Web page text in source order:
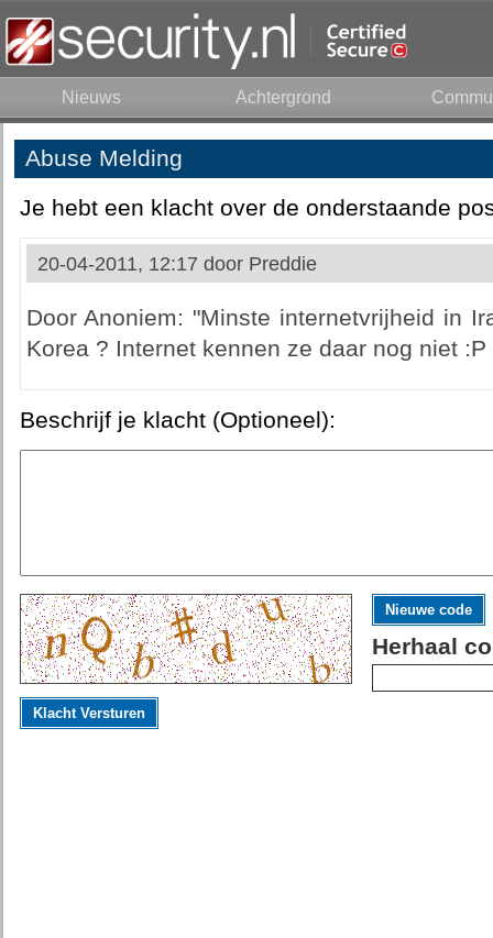
Nieuws Achtergrond
Abuse Melding
Je hebt een klacht over de onderstaande
20-04-2011, 12:17 door Preddie
Door Anoniem: "Minste internetvrijheid in
Korea ? Internet kennen ze daar nog niet :P
Beschrijf je klacht (Optioneel):
Nieuwe code
Herhaal
Klacht Versturen